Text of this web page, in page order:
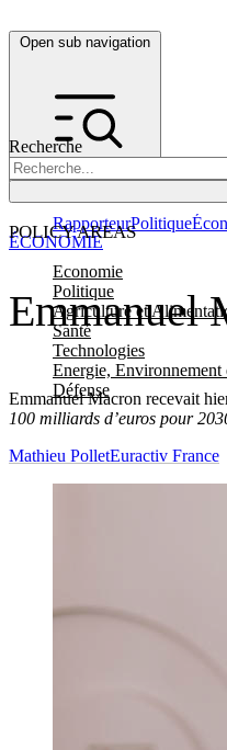
Open sub navigation
Recherche
POLICY AREAS
Economie
Politique
Agriculture et
Santé
Technologies
Energie, Environnement
Défense
RapporteurPolitique
Emmanuel
Emmanuel Macron recevait
100 milliards d’euros pour
ÉCONOMIE
Mathieu PolletEuractiv France